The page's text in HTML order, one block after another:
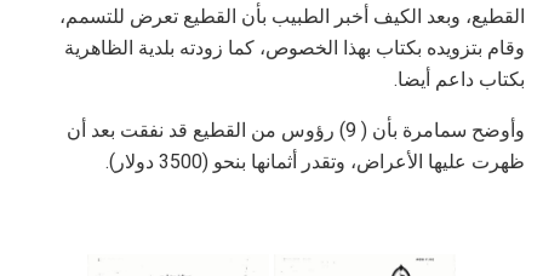
القطيع، وبعد الكيف أخبر الطبيب بأن القطيع تعرض للتسمم،
وقام بتزويده بكتاب بهذا الخصوص، كما زودته بلدية الظاهرية
بكتاب داعم أيضا.
وأوضح سمامرة بأن ( 9) رؤوس من القطيع قد نفقت بعد أن
ظهرت عليها الأعراض، وتقدر أثمانها بنحو (3500 دولار).